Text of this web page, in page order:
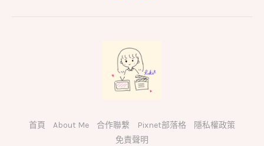
首頁 About Me 合作聯繫 Pixnet部落格
隱私權政策
免責聲明